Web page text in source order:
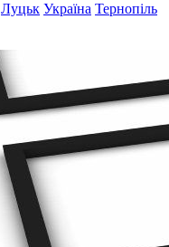
Луцьк Україна Тернопіль